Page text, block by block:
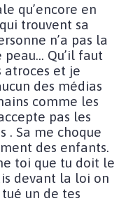
qu’encore en
trouvent sa
n’a pas la
Qu’il faut
atroces et je
des médias
comme les
pas les
. Sa me choque
des enfants.
toi que tu doit le
devant la loi on
un de tes